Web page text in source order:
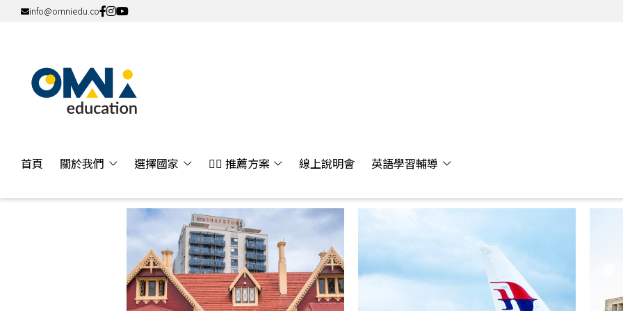
info@omniedu.co
首頁 關於我們 選擇國家 👍🏻 推薦方案 線上說明會 英語學習輔導